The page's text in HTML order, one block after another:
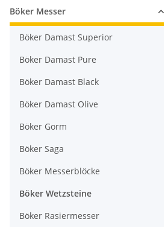
Böker Messer
Böker Damast Superior
Böker Damast Pure
Böker Damast Black
Böker Damast Olive
Böker Gorm
Böker Saga
Böker Messerblöcke
Böker Wetzsteine
Böker Rasiermesser